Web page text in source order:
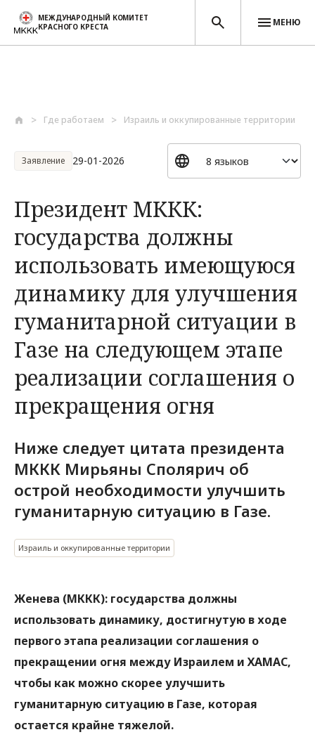
МЕЖДУНАРОДНЫЙ КОМИТЕТ
КРАСНОГО КРЕСТА
МЕНЮ
Где работаем Израиль и оккупированные территории
Заявление 29-01-2026
Президент МККК:
государства должны
использовать имеющуюся
динамику для улучшения
гуманитарной ситуации в
Газе на следующем этапе
реализации соглашения о
прекращения огня
Ниже следует цитата президента
МККК Мирьяны Сполярич об
острой необходимости улучшить
гуманитарную ситуацию в Газе.
Израиль и оккупированные территории
Женева (МККК): государства должны
использовать динамику, достигнутую в ходе
первого этапа реализации соглашения о
прекращении огня между Израилем и ХАМАС,
чтобы как можно скорее улучшить
гуманитарную ситуацию в Газе, которая
остается крайне тяжелой.